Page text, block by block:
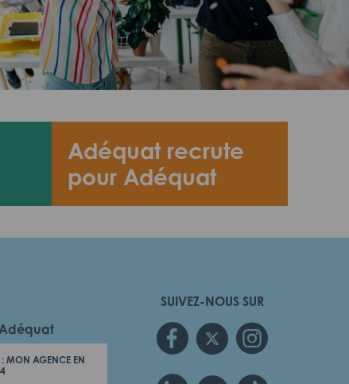
Adéquat recrute
pour Adéquat
SUIVEZ-NOUS SUR
: MON AGENCE EN